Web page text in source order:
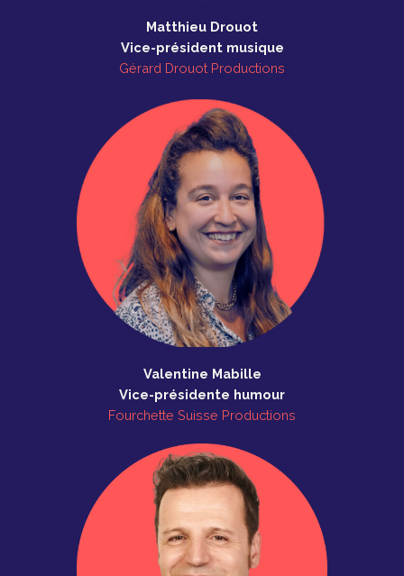
Matthieu Drouot
Vice-président musique
Gérard Drouot Productions
Valentine Mabille
Vice-présidente humour
Fourchette Suisse Productions